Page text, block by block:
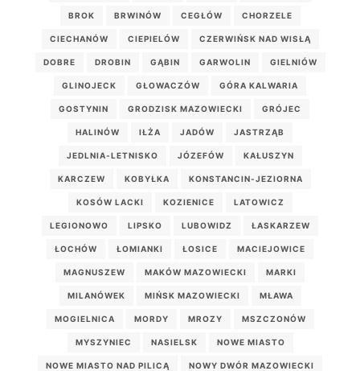
BROK BRWINÓW CEGŁÓW CHORZELE
CIECHANÓW CIEPIELÓW CZERWIŃSK NAD WISŁĄ
DOBRE DROBIN GĄBIN GARWOLIN GIELNIÓW
GLINOJECK GŁOWACZÓW GÓRA KALWARIA
GOSTYNIN GRODZISK MAZOWIECKI GRÓJEC
HALINÓW IŁŻA JADÓW JASTRZĄB
JEDLNIA-LETNISKO JÓZEFÓW KAŁUSZYN
KARCZEW KOBYŁKA KONSTANCIN-JEZIORNA
KOSÓW LACKI KOZIENICE LATOWICZ
LEGIONOWO LIPSKO LUBOWIDZ ŁASKARZEW
ŁOCHÓW ŁOMIANKI ŁOSICE MACIEJOWICE
MAGNUSZEW MAKÓW MAZOWIECKI MARKI
MILANÓWEK MIŃSK MAZOWIECKI MŁAWA
MOGIELNICA MORDY MROZY MSZCZONÓW
MYSZYNIEC NASIELSK NOWE MIASTO
NOWE MIASTO NAD PILICĄ NOWY DWÓR MAZOWIECKI